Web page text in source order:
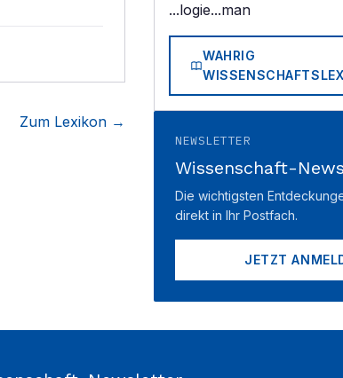
Zum Lexikon →
...logie...man
WAHRIG
NEWSLETTER
Wissenschaft-
Die wichtigsten
direkt in Ihr Postfach.
JETZT